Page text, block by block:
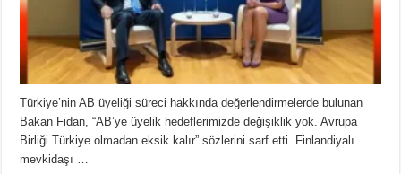
Türkiye’nin AB üyeliği süreci hakkında değerlendirmelerde bulunan
Bakan Fidan, “AB’ye üyelik hedeflerimizde değişiklik yok. Avrupa
Birliği Türkiye olmadan eksik kalır” sözlerini sarf etti. Finlandiyalı
mevkidaşı …